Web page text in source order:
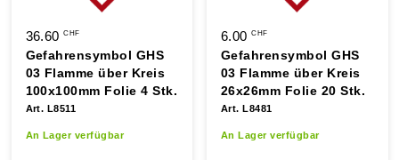
36.60CHF
Gefahrensymbol GHS
03 Flamme über Kreis
100x100mm Folie 4 Stk.
Art. L8511
An Lager verfügbar
6.00CHF
Gefahrensymbol GHS
03 Flamme über Kreis
26x26mm Folie 20 Stk.
Art. L8481
An Lager verfügbar